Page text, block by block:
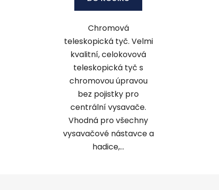
Chromová
teleskopická tyč. Velmi
kvalitní, celokovová
teleskopická tyč s
chromovou úpravou
bez pojistky pro
centrální vysavače.
Vhodná pro všechny
vysavačové nástavce a
hadice,...